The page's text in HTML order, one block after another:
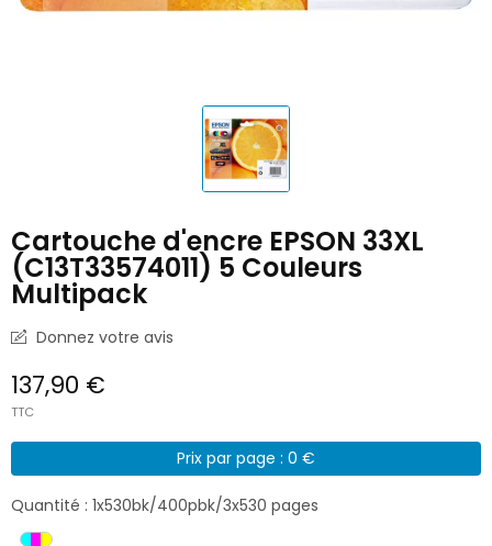
Cartouche d'encre EPSON 33XL
(C13T33574011) 5 Couleurs
Multipack
Donnez votre avis
137,90 €
TTC
Prix par page : 0 €
Quantité : 1x530bk/400pbk/3x530 pages